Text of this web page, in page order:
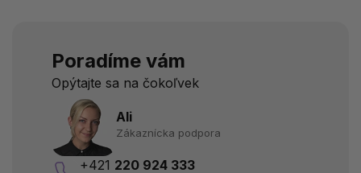
Poradíme vám
Opýtajte sa na čokoľvek
Ali
Zákaznícka podpora
+421 220 924 333